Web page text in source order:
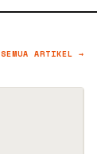
SEMUA ARTIKEL →